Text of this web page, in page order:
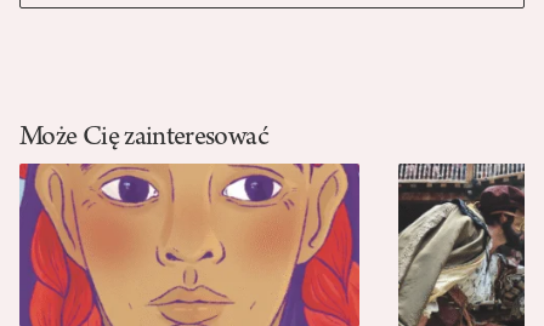
Może Cię zainteresować